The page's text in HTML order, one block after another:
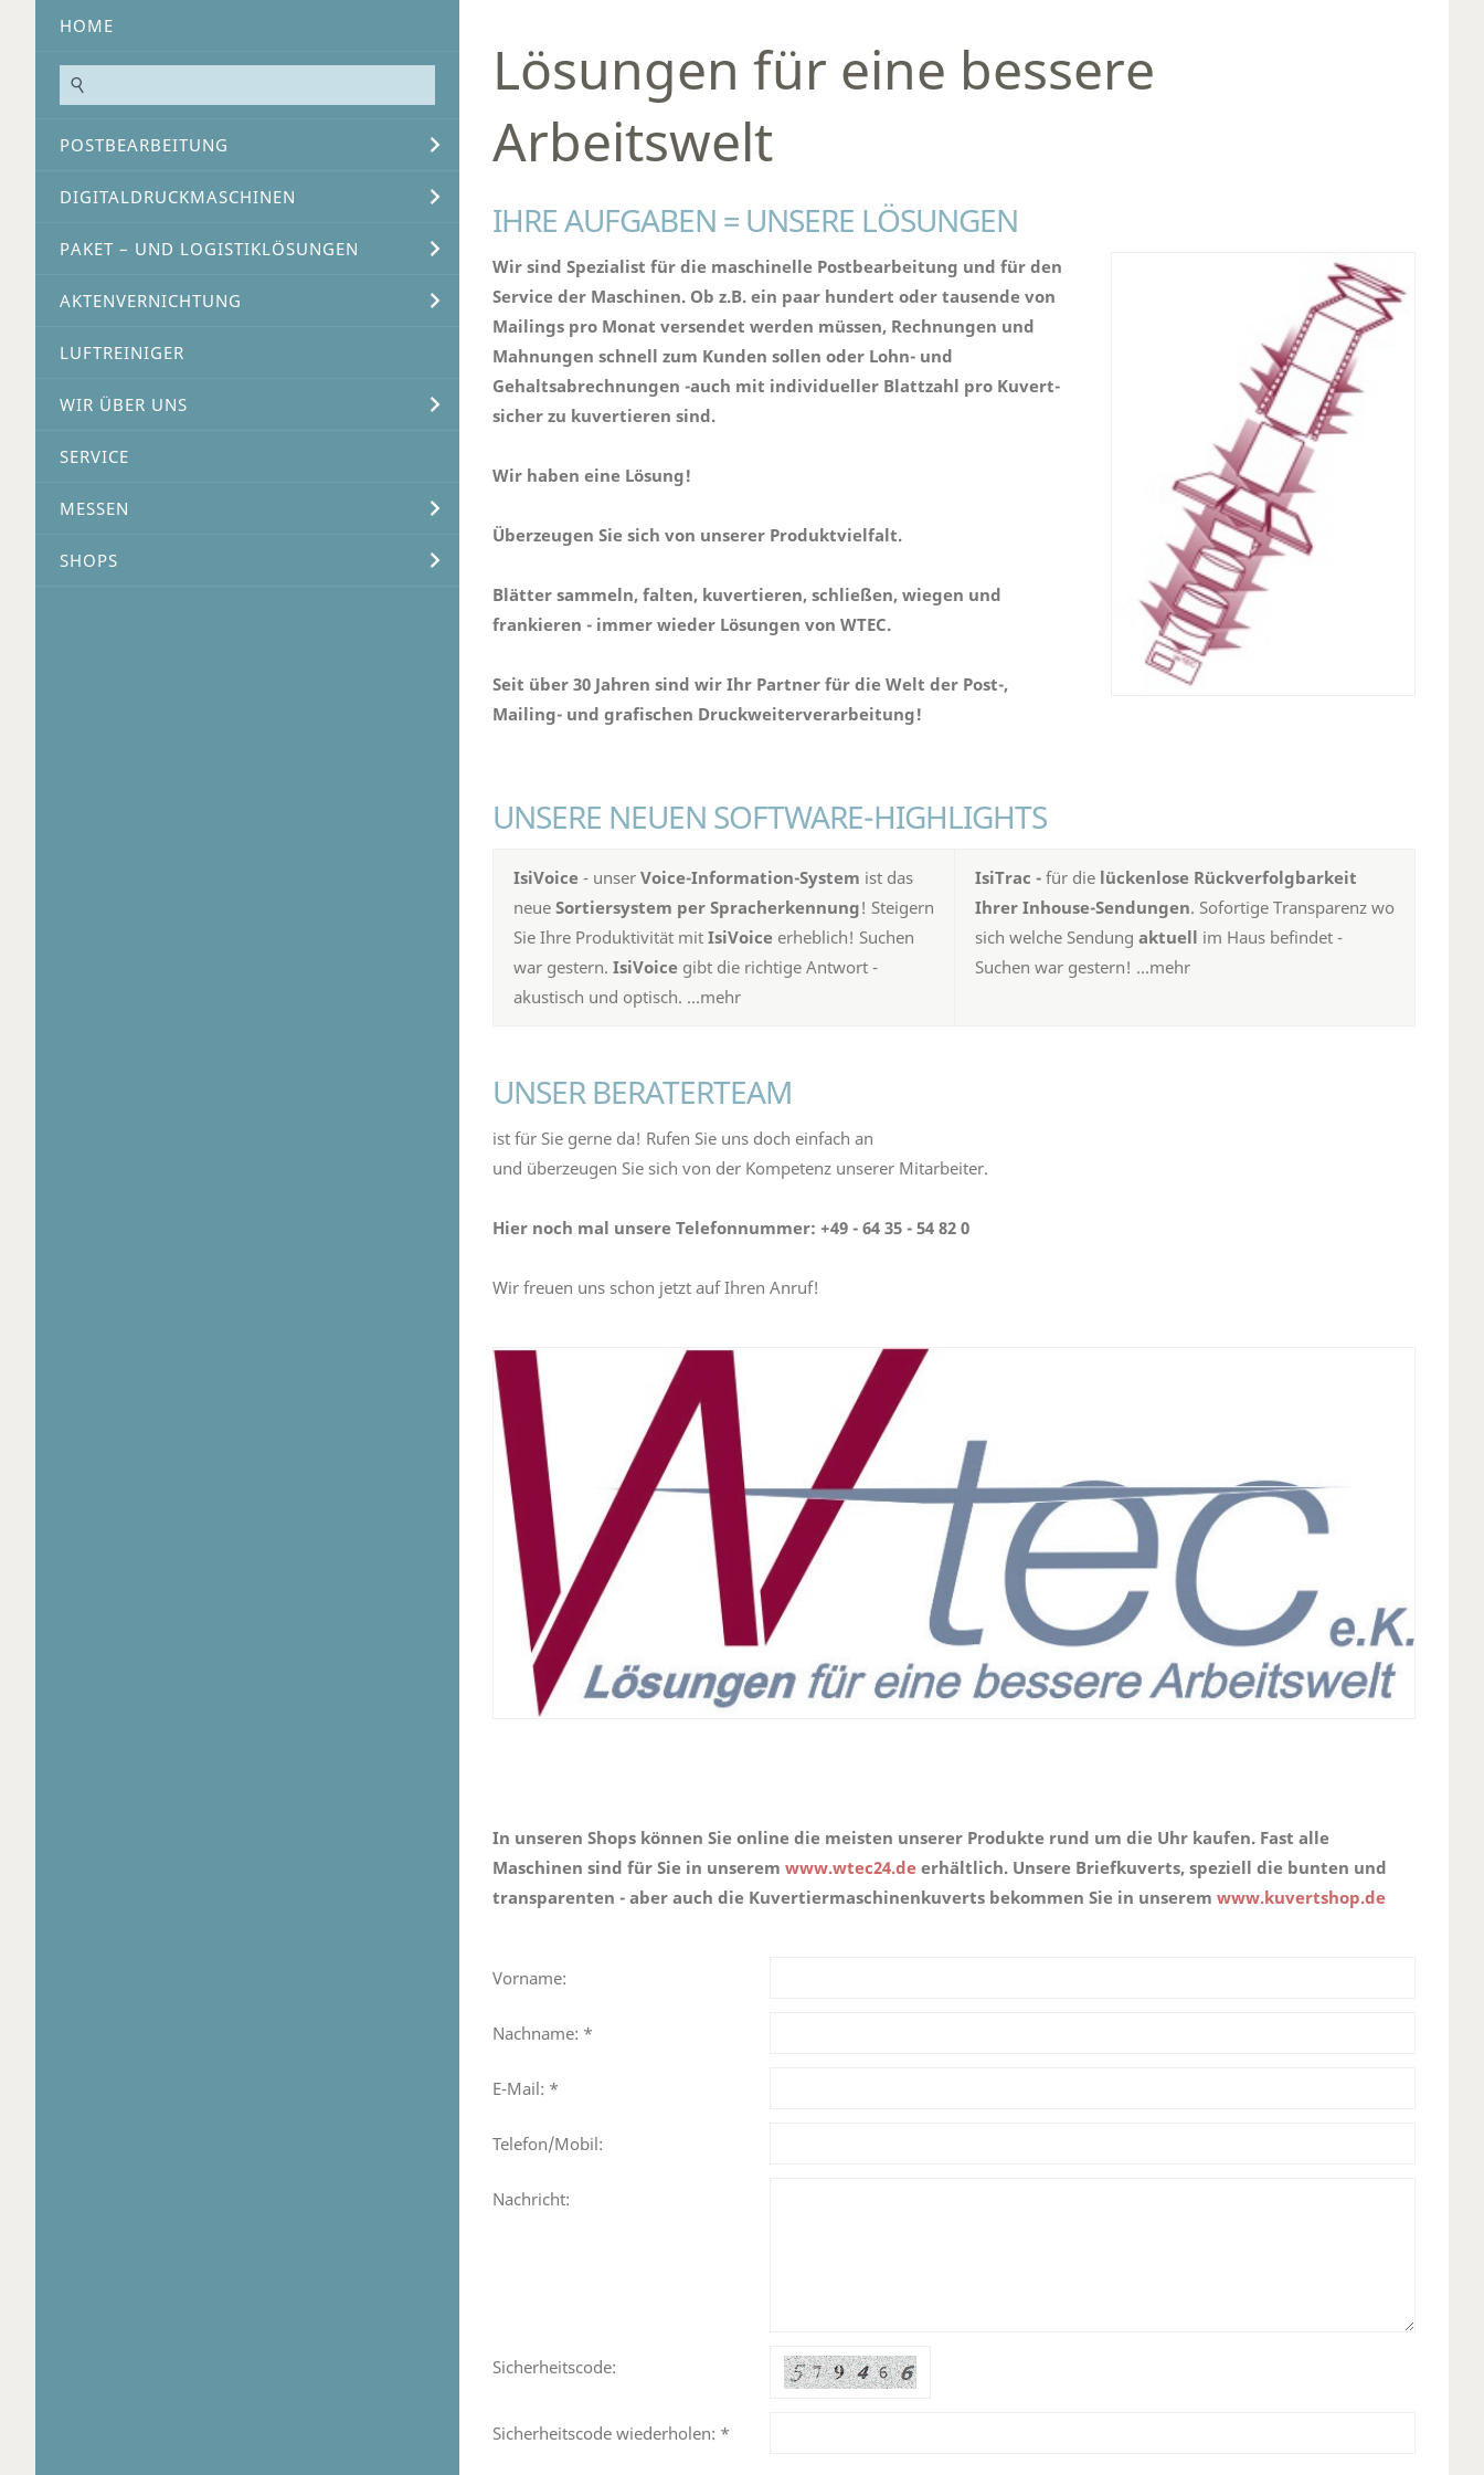
HOME
POSTBEARBEITUNG
DIGITALDRUCKMASCHINEN
PAKET – UND LOGISTIKLÖSUNGEN
AKTENVERNICHTUNG
LUFTREINIGER
WIR ÜBER UNS
SERVICE
MESSEN
SHOPS
Lösungen für eine bessere
Arbeitswelt
IHRE AUFGABEN = UNSERE LÖSUNGEN
Wir sind Spezialist für die maschinelle Postbearbeitung und für den
Service der Maschinen. Ob z.B. ein paar hundert oder tausende von
Mailings pro Monat versendet werden müssen, Rechnungen und
Mahnungen schnell zum Kunden sollen oder Lohn- und
Gehaltsabrechnungen -auch mit individueller Blattzahl pro Kuvert-
sicher zu kuvertieren sind.
Wir haben eine Lösung!
Überzeugen Sie sich von unserer Produktvielfalt.
Blätter sammeln, falten, kuvertieren, schließen, wiegen und
frankieren - immer wieder Lösungen von WTEC.
Seit über 30 Jahren sind wir Ihr Partner für die Welt der Post-,
Mailing- und grafischen Druckweiterverarbeitung!
UNSERE NEUEN SOFTWARE-HIGHLIGHTS
IsiVoice - unser Voice-Information-System ist das
neue Sortiersystem per Spracherkennung! Steigern
Sie Ihre Produktivität mit IsiVoice erheblich! Suchen
war gestern. IsiVoice gibt die richtige Antwort -
akustisch und optisch. ...mehr
IsiTrac - für die lückenlose Rückverfolgbarkeit
Ihrer Inhouse-Sendungen. Sofortige Transparenz wo
sich welche Sendung aktuell im Haus befindet -
Suchen war gestern! ...mehr
UNSER BERATERTEAM
ist für Sie gerne da! Rufen Sie uns doch einfach an
und überzeugen Sie sich von der Kompetenz unserer Mitarbeiter.
Hier noch mal unsere Telefonnummer: +49 - 64 35 - 54 82 0
Wir freuen uns schon jetzt auf Ihren Anruf!
In unseren Shops können Sie online die meisten unserer Produkte rund um die Uhr kaufen. Fast alle
Maschinen sind für Sie in unserem www.wtec24.de erhältlich. Unsere Briefkuverts, speziell die bunten und
transparenten - aber auch die Kuvertiermaschinenkuverts bekommen Sie in unserem www.kuvertshop.de
Vorname:
Nachname: *
E-Mail: *
Telefon/Mobil:
Nachricht:
Sicherheitscode:
Sicherheitscode wiederholen: *